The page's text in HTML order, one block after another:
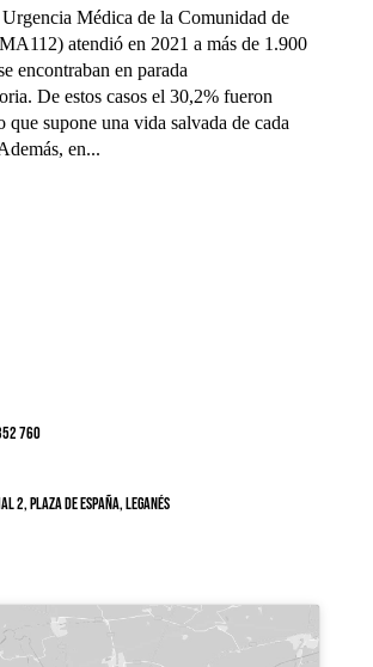
Médica de la Comunidad de
atendió en 2021 a más de 1.900
encontraban en parada
De estos casos el 30,2% fueron
que supone una vida salvada de cada
en...
760
2, Plaza de España, Leganés